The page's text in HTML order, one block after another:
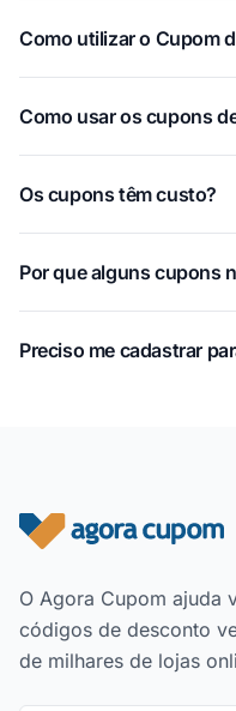
Como utilizar o Cupom
Como usar os cupons
Os cupons têm custo?
Por que alguns cupons
Preciso me cadastrar
Rodapé do site
O Agora Cupom ajuda
códigos de desconto
de milhares de lojas